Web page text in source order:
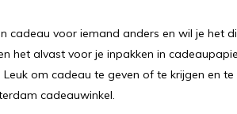
cadeau voor iemand anders en wil je het
het alvast voor je inpakken in
om cadeau te geven of te krijgen en te
cadeauwinkel.